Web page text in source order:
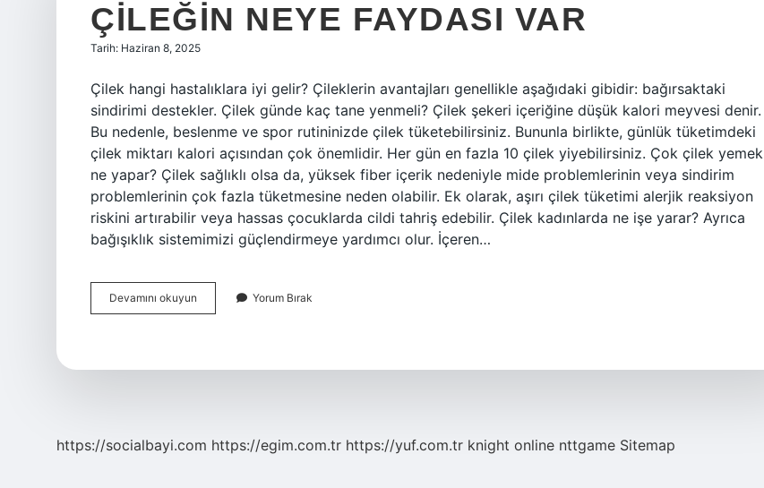
ÇILEĞIN NEYE FAYDASI VAR
Tarih: Haziran 8, 2025
Çilek hangi hastalıklara iyi gelir? Çileklerin avantajları genellikle aşağıdaki gibidir: bağırsaktaki
sindirimi destekler. Çilek günde kaç tane yenmeli? Çilek şekeri içeriğine düşük kalori meyvesi denir.
Bu nedenle, beslenme ve spor rutininizde çilek tüketebilirsiniz. Bununla birlikte, günlük tüketimdeki
çilek miktarı kalori açısından çok önemlidir. Her gün en fazla 10 çilek yiyebilirsiniz. Çok çilek yemek
ne yapar? Çilek sağlıklı olsa da, yüksek fiber içerik nedeniyle mide problemlerinin veya sindirim
problemlerinin çok fazla tüketmesine neden olabilir. Ek olarak, aşırı çilek tüketimi alerjik reaksiyon
riskini artırabilir veya hassas çocuklarda cildi tahriş edebilir. Çilek kadınlarda ne işe yarar? Ayrıca
bağışıklık sistemimizi güçlendirmeye yardımcı olur. İçeren…
Devamını okuyun
Neye
Yorum Bırak
https://socialbayi.com https://egim.com.tr https://yuf.com.tr knight online nttgame Sitemap